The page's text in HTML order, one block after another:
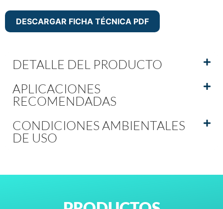
DESCARGAR FICHA TÉCNICA PDF
DETALLE DEL PRODUCTO
APLICACIONES
RECOMENDADAS
CONDICIONES AMBIENTALES
DE USO